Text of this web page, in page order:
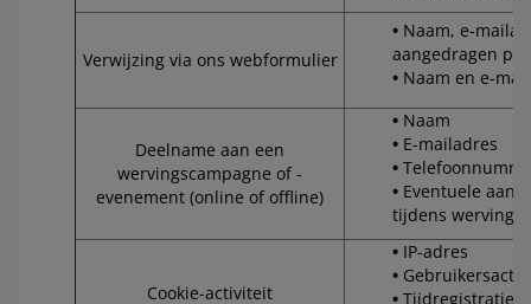
Verwijzing via ons webformulier
Naam, e-
aangedragen
Naam en e-
Deelname aan een
wervingscampagne of -
evenement (online of offline)
Naam
E-mailadres
Eventuele
tijdens
Cookie-activiteit
IP-adres
Tijdregistraties